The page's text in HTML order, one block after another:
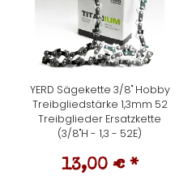
YERD Sägekette 3/8" Hobby
Treibgliedstärke 1,3mm 52
Treibglieder Ersatzkette
(3/8"H - 1,3 - 52E)
13,00 € *